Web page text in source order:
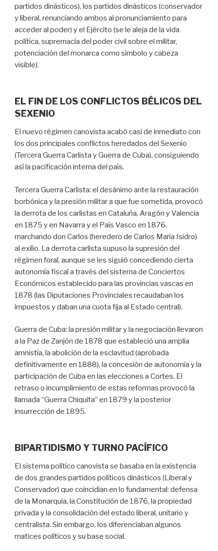
partidos dinásticos), los partidos dinásticos (conservador
y liberal, renunciando ambos al pronunciamiento para
acceder al poder) y el Ejército (se le aleja de la vida
política, supremacía del poder civil sobre el militar,
potenciación del monarca como símbolo y cabeza
visible).
EL FIN DE LOS CONFLICTOS BÉLICOS DEL
SEXENIO
El nuevo régimen canovista acabó casi de inmediato con
los dos principales conflictos heredados del Sexenio
(Tercera Guerra Carlista y Guerra de Cuba), consiguiendo
así la pacificación interna del país.
Tercera Guerra Carlista: el desánimo ante la restauración
borbónica y la presión militar a que fue sometida, provocó
la derrota de los carlistas en Cataluña, Aragón y Valencia
en 1875 y en Navarra y el País Vasco en 1876,
marchando don Carlos (heredero de Carlos María Isidro)
al exilio. La derrota carlista supuso la supresión del
régimen foral, aunque se les siguió concediendo cierta
autonomía fiscal a través del sistema de Conciertos
Económicos establecido para las provincias vascas en
1878 (las Diputaciones Provinciales recaudaban los
impuestos y daban una cuota fija al Estado central).
Guerra de Cuba: la presión militar y la negociación llevaron
a la Paz de Zanjón de 1878 que estableció una amplia
amnistía, la abolición de la esclavitud (aprobada
definitivamente en 1888), la concesión de autonomía y la
participación de Cuba en las elecciones a Cortes. El
retraso o incumplimiento de estas reformas provocó la
llamada “Guerra Chiquita” en 1879 y la posterior
insurrección de 1895.
BIPARTIDISMO Y TURNO PACÍFICO
El sistema político canovista se basaba en la existencia
de dos grandes partidos políticos dinásticos (Liberal y
Conservador) que coincidían en lo fundamental: defensa
de la Monarquía, la Constitución de 1876, la propiedad
privada y la consolidación del estado liberal, unitario y
centralista. Sin embargo, los diferenciaban algunos
matices políticos y su base social.